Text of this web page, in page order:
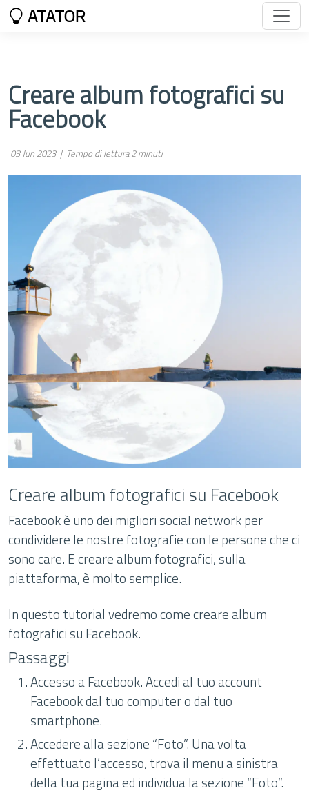
ATATOR
Creare album fotografici su
Facebook
03 Jun 2023 | Tempo di lettura 2 minuti
Creare album fotografici su Facebook
Facebook è uno dei migliori social network per
condividere le nostre fotografie con le persone che ci
sono care. E creare album fotografici, sulla
piattaforma, è molto semplice.
In questo tutorial vedremo come creare album
fotografici su Facebook.
Passaggi
Accesso a Facebook. Accedi al tuo account
Facebook dal tuo computer o dal tuo
smartphone.
Accedere alla sezione “Foto”. Una volta
effettuato l’accesso, trova il menu a sinistra
della tua pagina ed individua la sezione “Foto”.